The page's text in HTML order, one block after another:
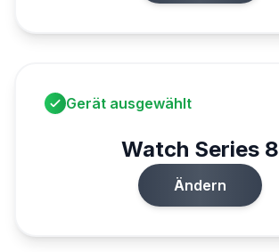
Gerät ausgewählt
Watch Series 8
Ändern